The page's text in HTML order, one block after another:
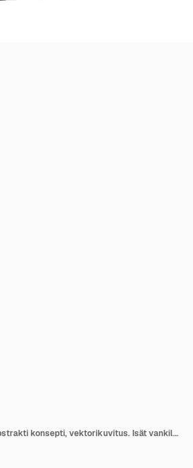
Isät vankilassa, abstrakti konsepti, vektorikuvitus. Isät vankilassa, perheen epävakaus, vangittu isä, käsi vankilassa, raidalliset asut oikeudessa, lapsi vierailee sukulaisen luona, abstrakti metafora.